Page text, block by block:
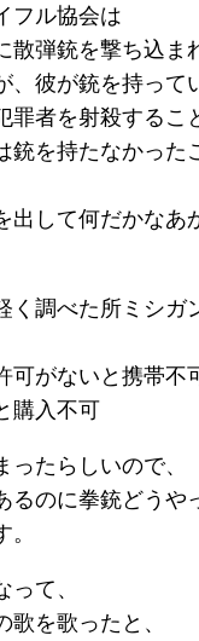
フル協会は
散弾銃を撃ち込ま
、彼が銃を持って
罪者を射殺するこ
銃を持たなかった
出して何だかなあ
く調べた所ミシガ
可がないと携帯不
購入不可
ったらしいので、
るのに拳銃どうや
て、
歌を歌ったと、